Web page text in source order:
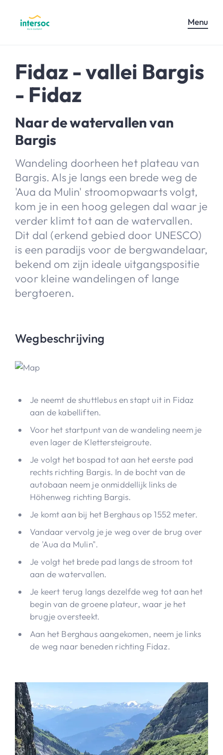
Menu
Fidaz - vallei Bargis
- Fidaz
Naar de watervallen van
Bargis
Wandeling doorheen het plateau van
Bargis. Als je langs een brede weg de
'Aua da Mulin' stroomopwaarts volgt,
kom je in een hoog gelegen dal waar je
verder klimt tot aan de watervallen.
Dit dal (erkend gebied door UNESCO)
is een paradijs voor de bergwandelaar,
bekend om zijn ideale uitgangspositie
voor kleine wandelingen of lange
bergtoeren.
Wegbeschrijving
Je neemt de shuttlebus en stapt uit in Fidaz
aan de kabelliften.
Voor het startpunt van de wandeling neem je
even lager de Klettersteigroute.
Je volgt het bospad tot aan het eerste pad
rechts richting Bargis. In de bocht van de
autobaan neem je onmiddellijk links de
Höhenweg richting Bargis.
Je komt aan bij het Berghaus op 1552 meter.
Vandaar vervolg je je weg over de brug over
de 'Aua da Mulin".
Je volgt het brede pad langs de stroom tot
aan de watervallen.
Je keert terug langs dezelfde weg tot aan het
begin van de groene plateur, waar je het
brugje oversteekt.
Aan het Berghaus aangekomen, neem je links
de weg naar beneden richting Fidaz.